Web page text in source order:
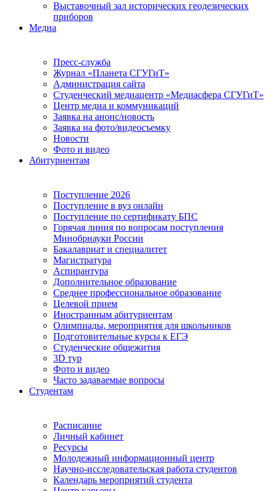
Выставочный зал исторических геодезических
приборов
Медиа
Пресс-служба
Журнал «Планета СГУГиТ»
Администрация сайта
Студенческий медиацентр «Медиасфера СГУГиТ»
Центр медиа и коммуникаций
Заявка на анонс/новость
Заявка на фото/видеосъемку
Новости
Фото и видео
Абитуриентам
Поступление 2026
Поступление в вуз онлайн
Поступление по сертификату БПС
Горячая линия по вопросам поступления
Минобрнауки России
Бакалавриат и специалитет
Магистратура
Аспирантура
Дополнительное образование
Среднее профессиональное образование
Целевой прием
Иностранным абитуриентам
Олимпиады, мероприятия для школьников
Подготовительные курсы к ЕГЭ
Студенческие общежития
3D тур
Фото и видео
Часто задаваемые вопросы
Студентам
Расписание
Личный кабинет
Ресурсы
Молодежный информационный центр
Научно-исследовательская работа студентов
Календарь мероприятий студента